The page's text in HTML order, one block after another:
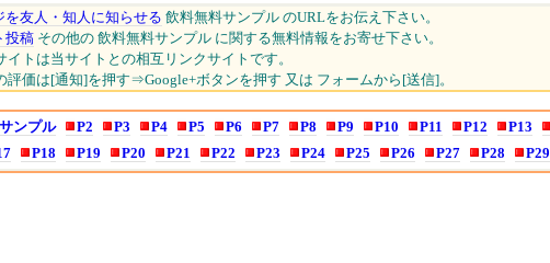
を友人・知人に知らせる 飲料無料サンプル のURLをお伝え下さい。
投稿 その他の 飲料無料サンプル に関する無料情報をお寄せ下さい。
イトは当サイトとの相互リンクサイトです。
評価は[通知]を押す⇒Google+ボタンを押す 又は フォームから[送信]。
ンプル P2 P3 P4 P5 P6 P7 P8 P9 P10 P11 P12 P13
P18 P19 P20 P21 P22 P23 P24 P25 P26 P27 P28 P29